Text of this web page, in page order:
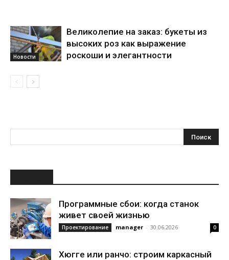
Новости
Великолепие на заказ: букеты из
высоких роз как выражение
роскоши и элегантности
Программные сбои: когда станок
живет своей жизнью
Проектирование manager - 30.06.2026 0
Хюгге или ранчо: строим каркасный